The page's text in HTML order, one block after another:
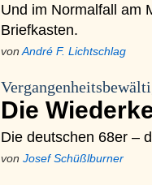
Und im Normalfall am
Briefkasten.
von André F. Lichtschlag
Die
Die deutschen 68er –
von Josef Schüßlburner